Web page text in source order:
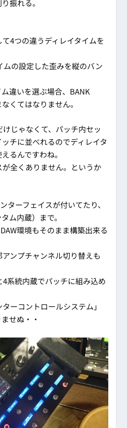
振れる。
4つの違うディレイタイムを
ムの設定した歪みを縦のバン
違いを選ぶ場合、BANK
くてはなりません。
じゃなくて、パッチ内セッ
チに並べれるのでディレイタ
るんですわね。
全くありません。というか
ターフェイスが付いてたり、
ム内蔵）まで。
環境もそのまま構築出来る
ンプチャンネル切り替えも
4系統内蔵でパッチに組み込め
ーコントロールシステム」
せぬ・・